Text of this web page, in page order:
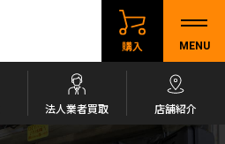
購入 MENU
法人業者買取 店舗紹介